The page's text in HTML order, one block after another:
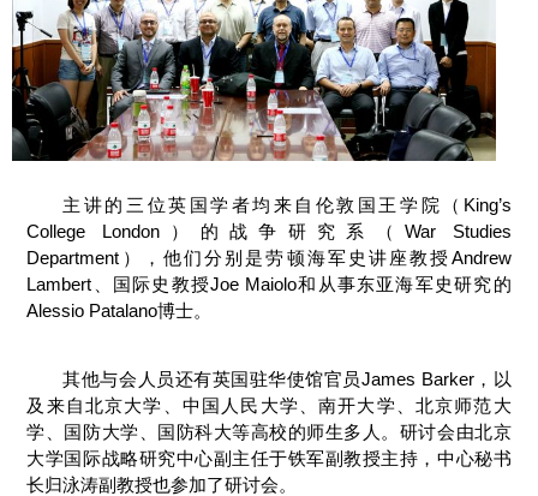
主讲的三位英国学者均来自伦敦国王学院（King’s
College London）的战争研究系（War Studies
Department），他们分别是劳顿海军史讲座教授Andrew
Lambert、国际史教授Joe Maiolo和从事东亚海军史研究的
Alessio Patalano博士。
其他与会人员还有英国驻华使馆官员James Barker，以
及来自北京大学、中国人民大学、南开大学、北京师范大
学、国防大学、国防科大等高校的师生多人。研讨会由北京
大学国际战略研究中心副主任于铁军副教授主持，中心秘书
长归泳涛副教授也参加了研讨会。